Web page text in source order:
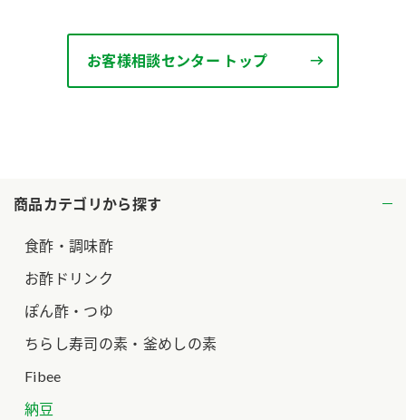
商品カテゴリから探す
食酢・調味酢
お酢ドリンク
ぽん酢・つゆ
ちらし寿司の素・釜めしの素
Fibee
納豆
お客様相談センター トップ